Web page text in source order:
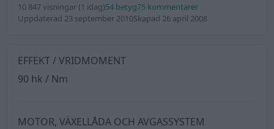
10 847 visningar (1 idag)54 betyg75 kommentarer
Uppdaterad 23 september 2010Skapad 26 april 2008
EFFEKT / VRIDMOMENT
90 hk / Nm
MOTOR, VÄXELLÅDA OCH AVGASSYSTEM